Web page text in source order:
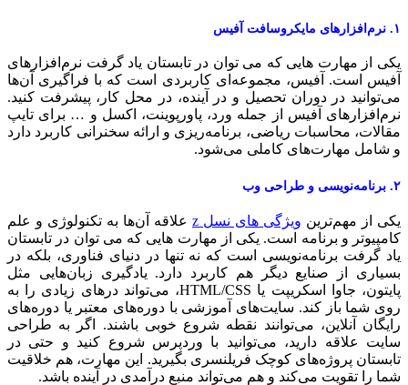
از مهارت ‌هایی که می ‌توان در تابستان یاد گرفت نرم‌افزارهای
است. آفیس، مجموعه‌ای کاربردی است که با فراگیری آن‌ها
در دوران تحصیل و در آینده، در محل کار، پیشرفت کنید.
آفیس از جمله ورد، پاورپوینت، اکسل و … برای تایپ
محاسبات ریاضی، برنامه‌ریزی و ارائه سخنرانی کاربرد دارد
شامل مهارت‌های کاملی می‌شود.
از مهم‌ترینویژگی های نسل z
علاقه آن‌ها به تکنولوژی و علم
و برنامه است. یکی از مهارت هایی که می توان در تابستان
گرفت برنامه‌نویسی است که نه تنها در دنیای فناوری، بلکه در
از صنایع دیگر هم کاربرد دارد. یادگیری زبان‌هایی مثل
پایتون، جاوا اسکریپت یا HTML/CSS، می‌تواند درهای زیادی را به
شما باز کند. سایت‌های آموزشی با دوره‌های معتبر یا دوره‌های
آنلاین، می‌توانند نقطه شروع خوبی باشند. اگر به طراحی
علاقه دارید، می‌توانید با وردپرس شروع کنید و حتی در
پروژه‌های کوچک فریلنسری بگیرید. این مهارت، هم خلاقیت
را تقویت می‌کند و هم می‌تواند منبع درآمدی در آینده باشد.